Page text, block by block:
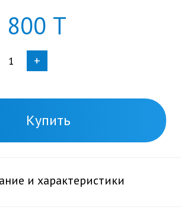
800 Т
+
Купить
и характеристики